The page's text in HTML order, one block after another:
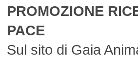
PROMOZIONE
PACE
Sul sito di Gaia